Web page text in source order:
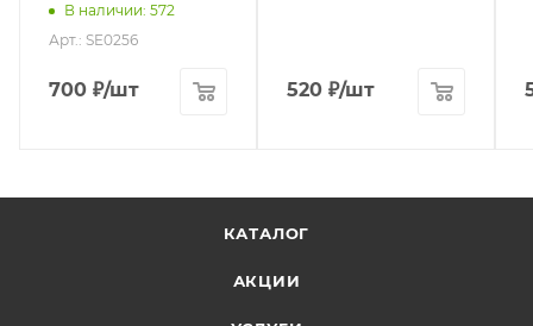
В наличии: 572
Арт.: SE0256
700 ₽/шт 520 ₽/шт
КАТАЛОГ
АКЦИИ